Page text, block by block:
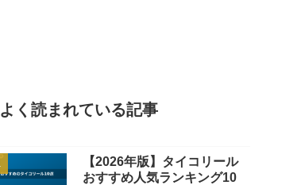
よく読まれている記事
【2026年版】タイコリール
おすすめ人気ランキング10